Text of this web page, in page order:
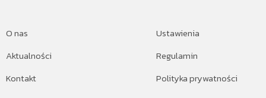
O nas
Aktualności
Kontakt
Ustawienia
Regulamin
Polityka prywatności